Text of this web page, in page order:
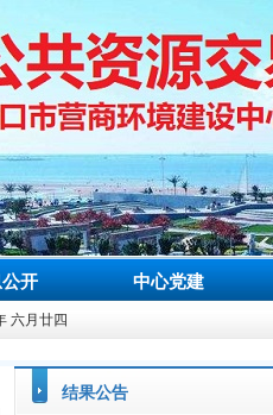
开 中心党建
六月廿四
结果公告